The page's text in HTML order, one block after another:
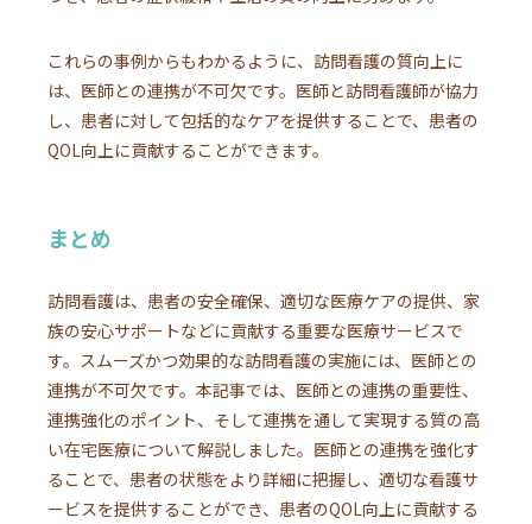
これらの事例からもわかるように、訪問看護の質向上に
は、医師との連携が不可欠です。医師と訪問看護師が協力
し、患者に対して包括的なケアを提供することで、患者の
QOL向上に貢献することができます。
まとめ
訪問看護は、患者の安全確保、適切な医療ケアの提供、家
族の安心サポートなどに貢献する重要な医療サービスで
す。スムーズかつ効果的な訪問看護の実施には、医師との
連携が不可欠です。本記事では、医師との連携の重要性、
連携強化のポイント、そして連携を通して実現する質の高
い在宅医療について解説しました。医師との連携を強化す
ることで、患者の状態をより詳細に把握し、適切な看護サ
ービスを提供することができ、患者のQOL向上に貢献する